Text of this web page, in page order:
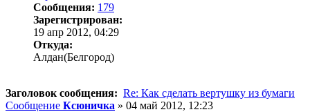
Сообщения: 179
Зарегистрирован:
19 апр 2012, 04:29
Откуда:
Алдан(Белгород)
Заголовок сообщения: Re: Как сделать вертушку из бумаги
Сообщение Ксюничка » 04 май 2012, 12:23